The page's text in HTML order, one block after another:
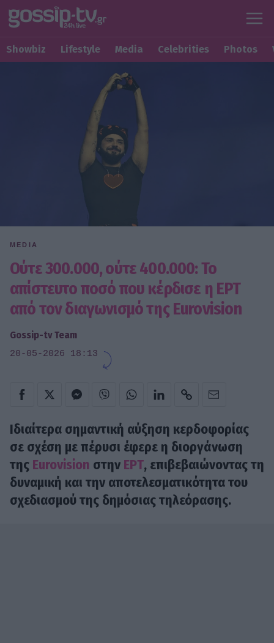
Showbiz Lifestyle Media Celebrities Photos
MEDIA
Oύτε 300.000, ούτε 400.000: Το
απίστευτο ποσό που κέρδισε η ΕΡΤ
από τον διαγωνισμό της Eurovision
Gossip-tv Team
20-05-2026 18:13
Ιδιαίτερα σημαντική αύξηση κερδοφορίας
σε σχέση με πέρυσι έφερε η διοργάνωση
της Eurovision στην ΕΡΤ, επιβεβαιώνοντας τη
δυναμική και την αποτελεσματικότητα του
σχεδιασμού της δημόσιας τηλεόρασης.